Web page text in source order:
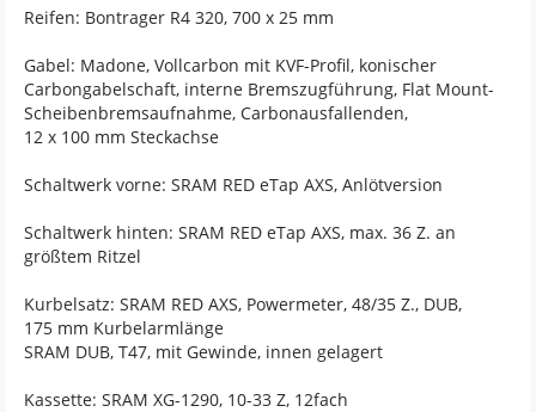
Reifen: Bontrager R4 320, 700 x 25 mm
Gabel: Madone, Vollcarbon mit KVF-Profil, konischer
Carbongabelschaft, interne Bremszugführung, Flat Mount-
Scheibenbremsaufnahme, Carbonausfallenden,
12 x 100 mm Steckachse
Schaltwerk vorne: SRAM RED eTap AXS, Anlötversion
Schaltwerk hinten: SRAM RED eTap AXS, max. 36 Z. an
größtem Ritzel
Kurbelsatz: SRAM RED AXS, Powermeter, 48/35 Z., DUB,
175 mm Kurbelarmlänge
SRAM DUB, T47, mit Gewinde, innen gelagert
Kassette: SRAM XG-1290, 10-33 Z, 12fach